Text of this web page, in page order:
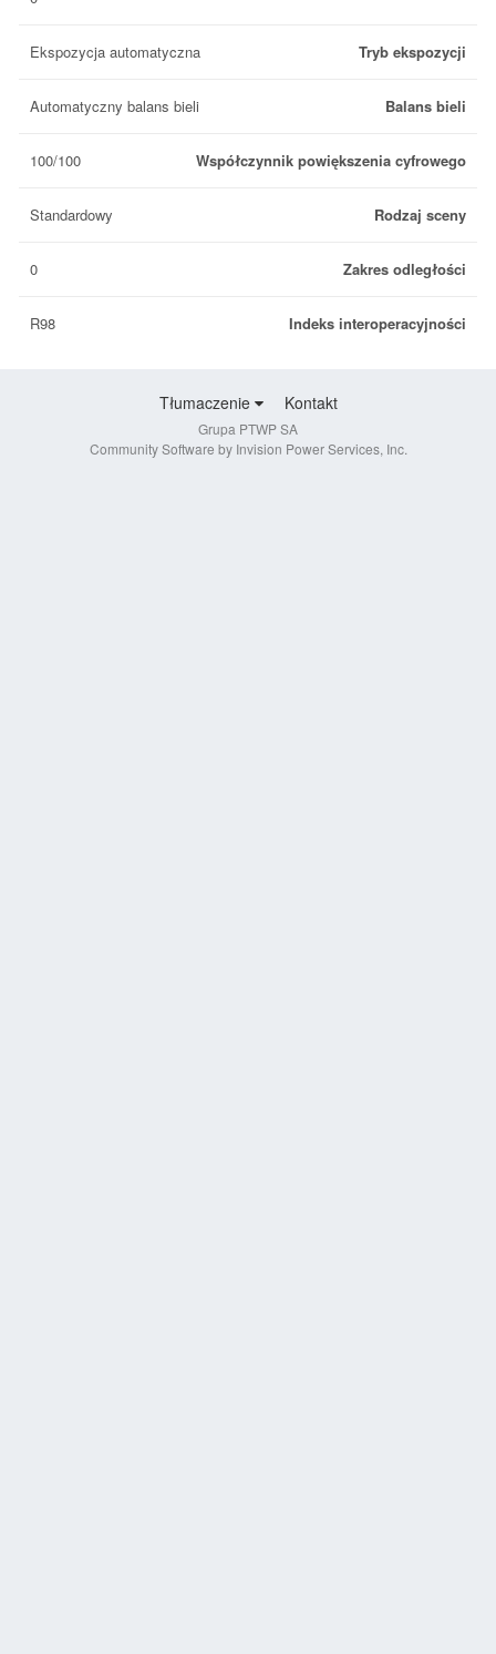
Tryb ekspozycji
Ekspozycja automatyczna
Balans bieli
Automatyczny balans bieli
Współczynnik powiększenia cyfrowego
100/100
Rodzaj sceny
Standardowy
Zakres odległości
0
Indeks interoperacyjności
R98
Tłumaczenie Kontakt
Grupa PTWP SA
Community Software by Invision Power Services, Inc.